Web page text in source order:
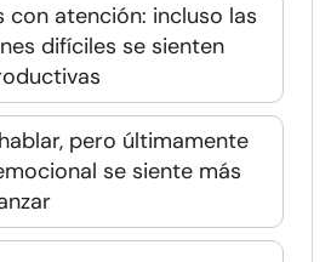
con atención: incluso las
difíciles se sienten
pero últimamente
se siente más